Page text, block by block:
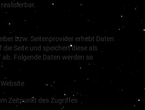
bzw. Seitenprovider erhebt Daten
Seite und speichert diese als
ab. Folgende Daten werden so
Zeitpunkt des Zugriffes